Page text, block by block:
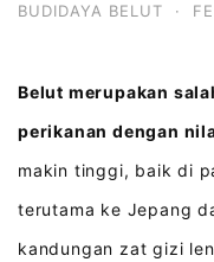
BUDIDAYA BELUT ·
Belut merupakan
perikanan dengan
makin tinggi, baik di
terutama ke Jepang
kandungan zat gizi